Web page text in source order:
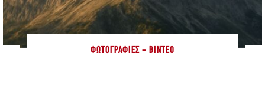
ΦΩΤΟΓΡΑΦΊΕΣ - ΒΊΝΤΕΟ